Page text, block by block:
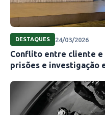
DESTAQUES 24/03/2026
Conflito entre cliente
prisões e investigação